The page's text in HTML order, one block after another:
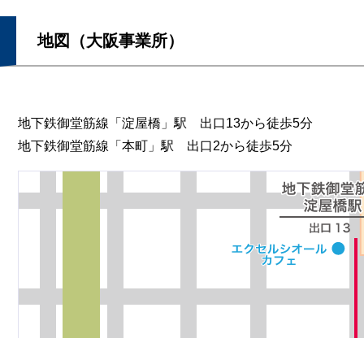
地図（大阪事業所）
地下鉄御堂筋線「淀屋橋」駅 出口13から徒歩5分
地下鉄御堂筋線「本町」駅 出口2から徒歩5分